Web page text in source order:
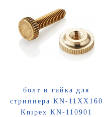
болт и гайка для
стриппера KN-11XX160
Knipex KN-110901